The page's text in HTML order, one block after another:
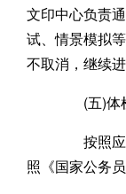
文印中心负责
试、情景模拟
不取消，继续
(五)体
按照应
照《国家公务